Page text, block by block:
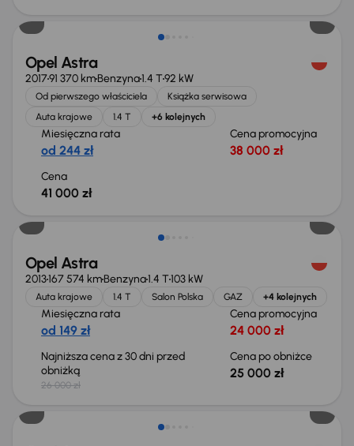
Opel Astra
201791 370 kmBenzyna1.4 T92 kW
Od pierwszego właściciela
Książka serwisowa
Auta krajowe
1.4 T +6 kolejnych
Miesięczna rata
od 244 zł
Cena promocyjna
38 000 zł
Cena
41 000 zł
Opel Astra
2013167 574 kmBenzyna1.4 T103 kW
Auta krajowe 1.4 T Salon Polska GAZ +4 kolejnych
Miesięczna rata
od 149 zł
Cena promocyjna
24 000 zł
Najniższa cena z 30 dni przed
obniżką
26 000 zł
Cena po obniżce
25 000 zł
Taniej o 500 zł